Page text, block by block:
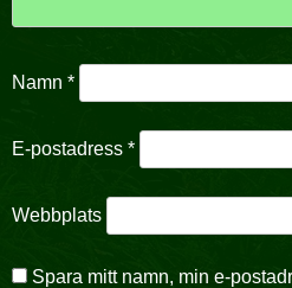
Namn *
E-postadress *
Webbplats
Spara mitt namn, min e-